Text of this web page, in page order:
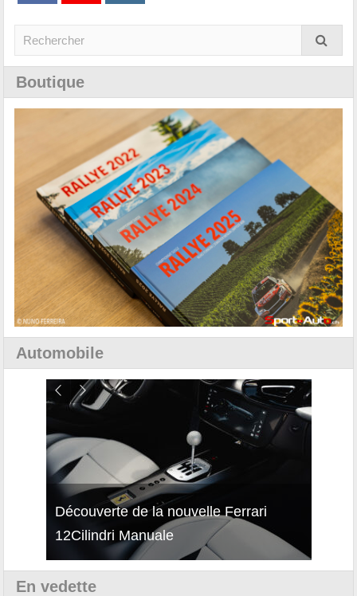
Boutique
Automobile
Découverte de la nouvelle Ferrari
12Cilindri Manuale
En vedette